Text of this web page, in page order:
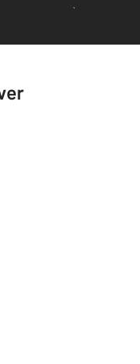
Voir tous les avis clients